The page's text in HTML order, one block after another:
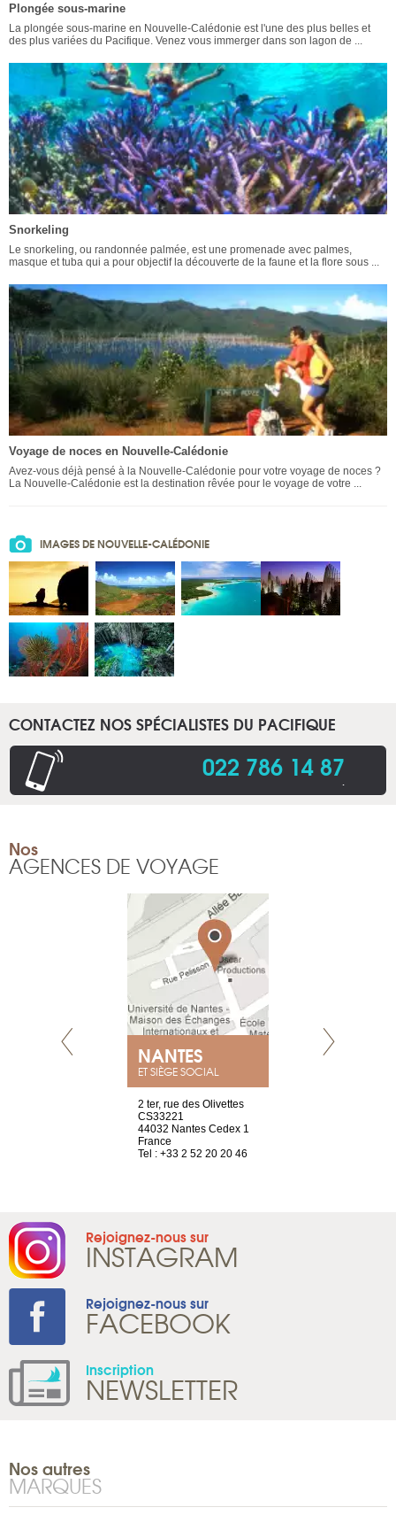
Plongée sous-marine
La plongée sous-marine en Nouvelle-Calédonie est l'une des plus belles et
des plus variées du Pacifique. Venez vous immerger dans son lagon de ...
Snorkeling
Le snorkeling, ou randonnée palmée, est une promenade avec palmes,
masque et tuba qui a pour objectif la découverte de la faune et la flore sous ...
Voyage de noces en Nouvelle-Calédonie
Avez-vous déjà pensé à la Nouvelle-Calédonie pour votre voyage de noces ?
La Nouvelle-Calédonie est la destination rêvée pour le voyage de votre ...
IMAGES DE NOUVELLE-CALÉDONIE
CONTACTEZ NOS SPÉCIALISTES DU PACIFIQUE
022 786 14 87.
Nos
AGENCES DE VOYAGE
NANTES
ET SIÈGE SOCIAL
2 ter, rue des Olivettes
CS33221
44032 Nantes Cedex 1
France
Tel : +33 2 52 20 20 46
Rejoignez-nous sur
INSTAGRAM
Rejoignez-nous sur
FACEBOOK
Inscription
NEWSLETTER
Nos autres
MARQUES